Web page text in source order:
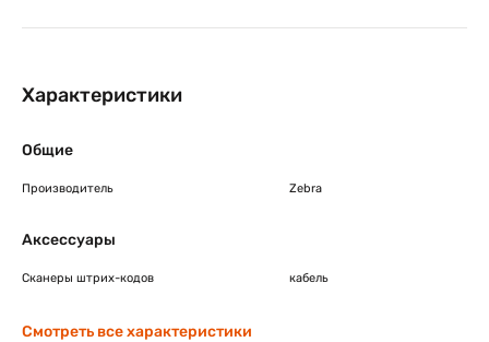
Характеристики
Общие
Производитель Zebra
Аксессуары
Сканеры штрих-кодов кабель
Смотреть все характеристики